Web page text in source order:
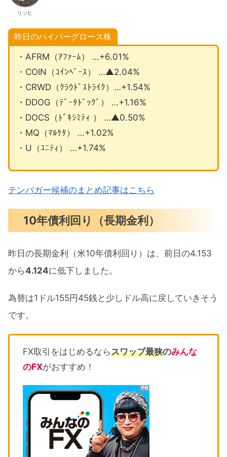
リッヒ
昨日のハイパーグロース株
・AFRM（ｱﾌｧｰﾑ） …+6.01%
・COIN（ｺｲﾝﾍﾞｰｽ） …▲2.04%
・CRWD（ｸﾗｳﾄﾞｽﾄﾗｲｸ）…+1.54%
・DDOG（ﾃﾞｰﾀﾄﾞｯｸﾞ） …+1.16%
・DOCS（ﾄﾞｷｼﾐﾃｨ ） …▲0.50%
・MQ（ﾏﾙｹﾀ） …+1.02%
・U（ﾕﾆﾃｨ） …+1.74%
テンバガー候補のまとめ記事はこちら
10年債利回り（長期金利）
昨日の長期金利（米10年債利回り）は、前日の4.153
から4.124に低下しました。
為替は1ドル155円45銭と少しドル高に戻していきそう
です。
FX取引をはじめるならスワップ最狭のみんな
のFXがおすすめ！